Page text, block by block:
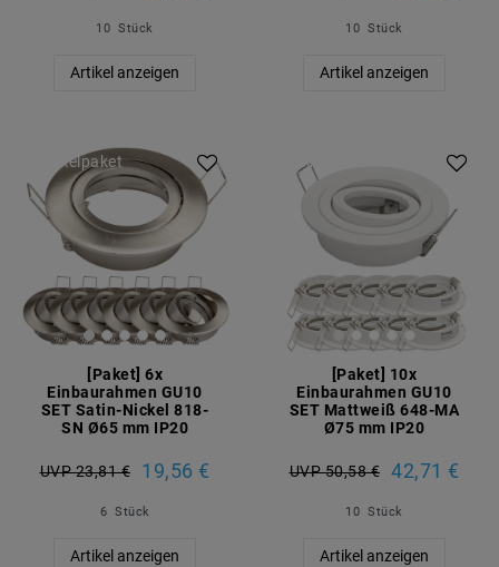
10 Stück
Artikel anzeigen
10 Stück
Artikel anzeigen
Artikelpaket
[Paket] 6x
Einbaurahmen GU10
SET Satin-Nickel 818-
SN Ø65 mm IP20
UVP 23,81 € 19,56 €
6 Stück
Artikel anzeigen
Artikelpaket
[Paket] 10x
Einbaurahmen GU10
SET Mattweiß 648-MA
Ø75 mm IP20
UVP 50,58 € 42,71 €
10 Stück
Artikel anzeigen